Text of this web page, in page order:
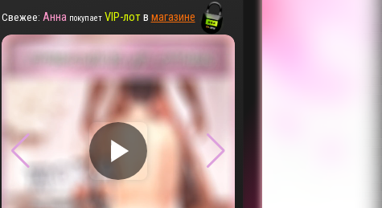
Свежее: Анна покупает VIP-лотв магазине
▶